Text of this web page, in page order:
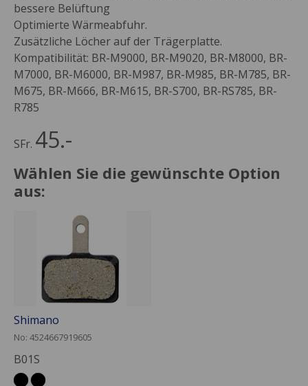
bessere Belüftung
Optimierte Wärmeabfuhr.
Zusätzliche Löcher auf der Trägerplatte.
Kompatibilität: BR-M9000, BR-M9020, BR-M8000, BR-
M7000, BR-M6000, BR-M987, BR-M985, BR-M785, BR-
M675, BR-M666, BR-M615, BR-S700, BR-RS785, BR-
R785
SFr. 45.-
Wählen Sie die gewünschte Option
aus:
Shimano
No: 4524667919605
B01S